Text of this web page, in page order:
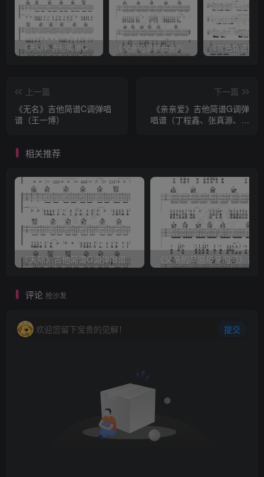
上一篇
《无名》吉他简谱C调弹唱
谱（王一博）
下一篇
《亲亲爱》吉他简谱G调弹
唱谱（丁程鑫、张真源、贺
相关推荐
《天际》吉他简谱G调弹唱谱（姜玉阳）
评论 抢沙发
欢迎您留下宝贵的见解！ 提交